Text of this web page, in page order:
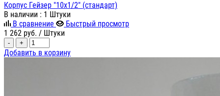
Корпус Гейзер "10х1/2" (стандарт)
В наличии : 1 Штуки
В сравнение
Быстрый просмотр
1 262 руб. / Штуки
- +
Добавить в корзину